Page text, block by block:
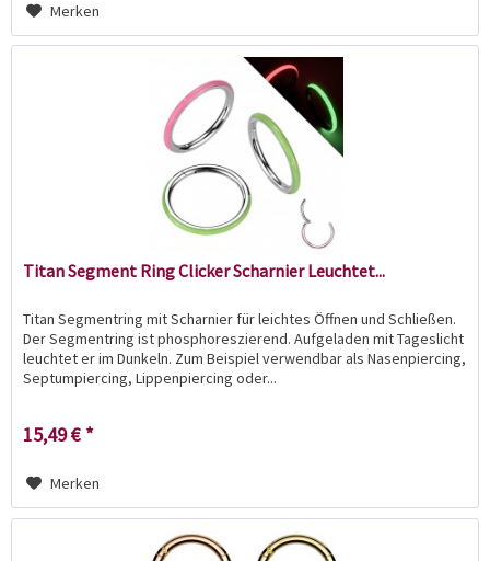
Merken
Titan Segment Ring Clicker Scharnier Leuchtet...
Titan Segmentring mit Scharnier für leichtes Öffnen und Schließen.
Der Segmentring ist phosphoreszierend. Aufgeladen mit Tageslicht
leuchtet er im Dunkeln. Zum Beispiel verwendbar als Nasenpiercing,
Septumpiercing, Lippenpiercing oder...
15,49 € *
Merken